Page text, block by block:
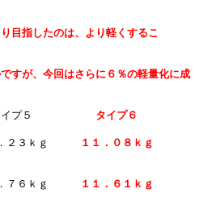
目指したのは、より軽くするこ
すが、今回はさらに６％の軽量化に成
５ タイプ６
．２３ｋｇ １１．０８ｋｇ
．７６ｋｇ １１．６１ｋｇ